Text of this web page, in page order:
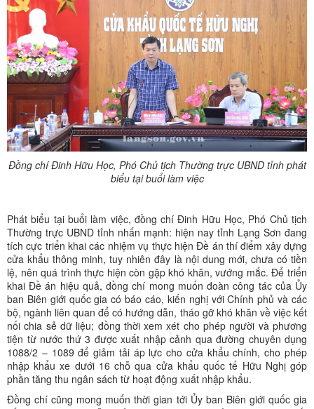
Đồng chí Đinh Hữu Học, Phó Chủ tịch Thường trực UBND tỉnh phát
biểu tại buổi làm việc
Phát biểu tại buổi làm việc, đồng chí Đinh Hữu Học, Phó Chủ tịch
Thường trực UBND tỉnh nhấn mạnh: hiện nay tỉnh Lạng Sơn đang
tích cực triển khai các nhiệm vụ thực hiện Đề án thí điểm xây dựng
cửa khẩu thông minh, tuy nhiên đây là nội dung mới, chưa có tiền
lệ, nên quá trình thực hiện còn gặp khó khăn, vướng mắc. Để triển
khai Đề án hiệu quả, đồng chí mong muốn đoàn công tác của Ủy
ban Biên giới quốc gia có báo cáo, kiến nghị với Chính phủ và các
bộ, ngành liên quan để có hướng dẫn, tháo gỡ khó khăn về việc kết
nối chia sẻ dữ liệu; đồng thời xem xét cho phép người và phương
tiện từ nước thứ 3 được xuất nhập cảnh qua đường chuyên dụng
1088/2 – 1089 để giảm tải áp lực cho cửa khẩu chính, cho phép
nhập khẩu xe dưới 16 chỗ qua cửa khẩu quốc tế Hữu Nghị góp
phần tăng thu ngân sách từ hoạt động xuất nhập khẩu.
Đồng chí cũng mong muốn thời gian tới Ủy ban Biên giới quốc gia